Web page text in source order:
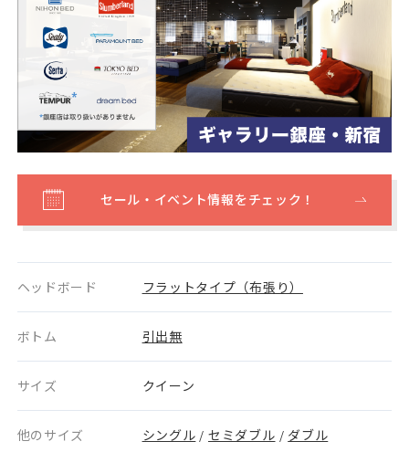
セール・イベント情報をチェック！
ヘッドボード フラットタイプ（布張り）
ボトム 引出無
サイズ クイーン
他のサイズ シングル / セミダブル / ダブル